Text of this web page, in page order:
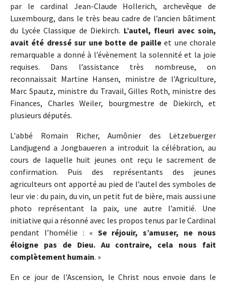
par le cardinal Jean-Claude Hollerich, archevêque de
Luxembourg, dans le très beau cadre de l’ancien bâtiment
du Lycée Classique de Diekirch. L’autel, fleuri avec soin,
avait été dressé sur une botte de pailleet une chorale
remarquable a donné à l’évènement la solennité et la joie
requises. Dans l’assistance très nombreuse, on
reconnaissait Martine Hansen, ministre de l’Agriculture,
Marc Spautz, ministre du Travail, Gilles Roth, ministre des
Finances, Charles Weiler, bourgmestre de Diekirch, et
plusieurs députés.
L'abbé Romain Richer, Aumônier des Lëtzebuerger
Landjugend a Jongbaueren a introduit la célébration, au
cours de laquelle huit jeunes ont reçu le sacrement de
confirmation. Puis des représentants des jeunes
agriculteurs ont apporté au pied de l’autel des symboles de
leur vie : du pain, du vin, un petit fut de bière, mais aussi une
photo représentant la paix, une autre l’amitié. Une
initiative qui a résonné avec les propos tenus par le Cardinal
pendant l’homélie : « Se réjouir, s’amuser, ne nous
éloigne pas de Dieu. Au contraire, cela nous fait
complètement humain. »
En ce jour de l’Ascension, le Christ nous envoie dans le